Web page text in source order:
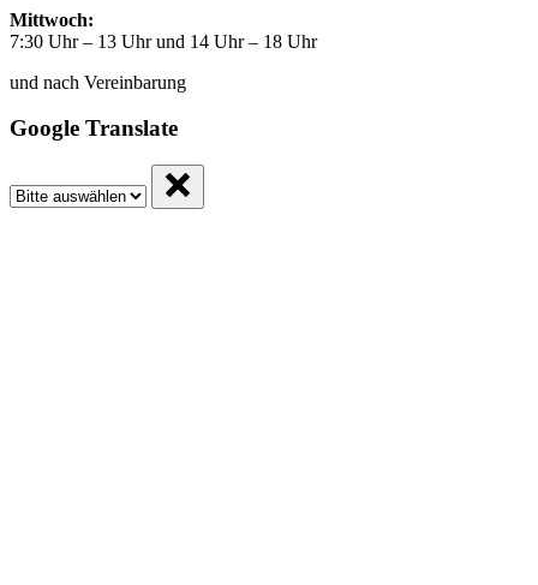
Mittwoch:
7:30 Uhr – 13 Uhr und 14 Uhr – 18 Uhr
und nach Vereinbarung
Google Translate